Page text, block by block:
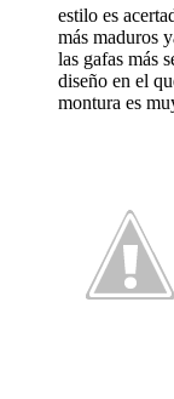
estilo es
más maduros
las gafas más
diseño en el
montura es